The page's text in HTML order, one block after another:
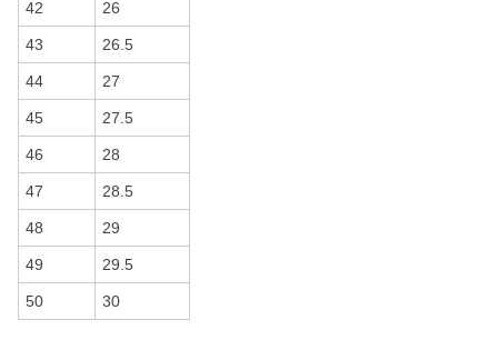
42 26
43 26.5
44 27
45 27.5
46 28
47 28.5
48 29
49 29.5
50 30